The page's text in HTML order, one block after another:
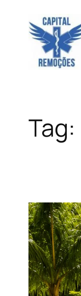
conteúdo
Tag: